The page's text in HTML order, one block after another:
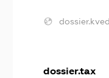
dossier.tax